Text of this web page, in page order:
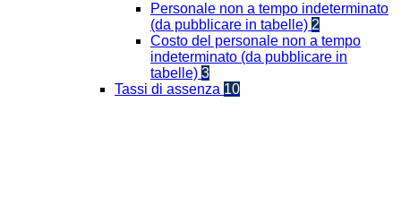
Personale non a tempo indeterminato
(da pubblicare in tabelle) 2
Costo del personale non a tempo
indeterminato (da pubblicare in
tabelle) 3
Tassi di assenza 10